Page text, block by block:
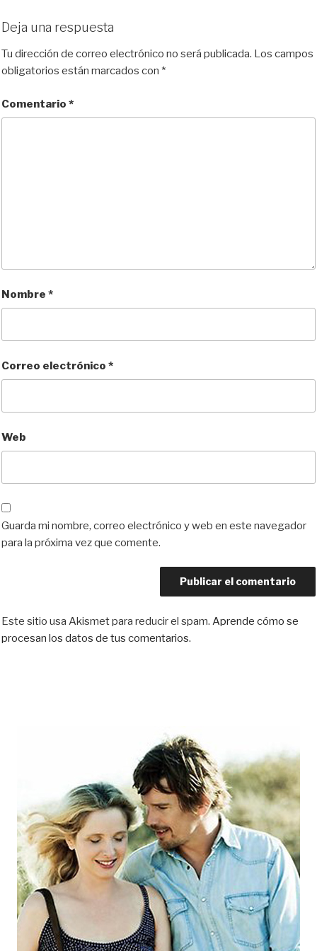
s
k
y
o
d
o
b
o
o
d
i
t
r
t
Deja una respuesta
Tu dirección de correo electrónico no será publicada. Los campos
obligatorios están marcados con *
Comentario *
Nombre *
Correo electrónico *
Web
Guarda mi nombre, correo electrónico y web en este navegador
para la próxima vez que comente.
Este sitio usa Akismet para reducir el spam. Aprende cómo se
procesan los datos de tus comentarios.